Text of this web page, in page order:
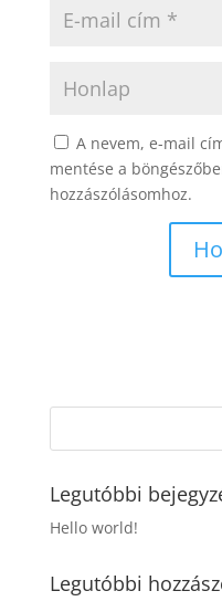
A nevem, e-mail
mentése a
hozzászólásomhoz.
Legutóbbi
Hello world!
Legutóbbi